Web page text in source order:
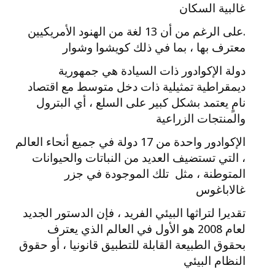
غالبية السكان
.على الرغم من أن 13 لغة من الهنود الأمريكيين
معترف بها ، بما في ذلك كويشوا وشوار
دولة الإكوادور ذات السيادة هي جمهورية
ديمقراطية تمثيلية ذات دخل متوسط ​​مع اقتصاد
نامٍ يعتمد بشكل كبير على السلع ، أي البترول
والمنتجات الزراعية
الإكوادور واحدة من 17 دولة في جميع أنحاء العالم
، التي تستضيف العديد من النباتات والحيوانات
المتوطنة ، مثل تلك الموجودة في جزر
غالاباغوس
تقديرا لتراثها البيئي الفريد ، فإن الدستور الجديد
لعام 2008 هو الأول في العالم الذي يعترف
بحقوق الطبيعة القابلة للتطبيق قانونيا ، أو حقوق
النظام البيئي